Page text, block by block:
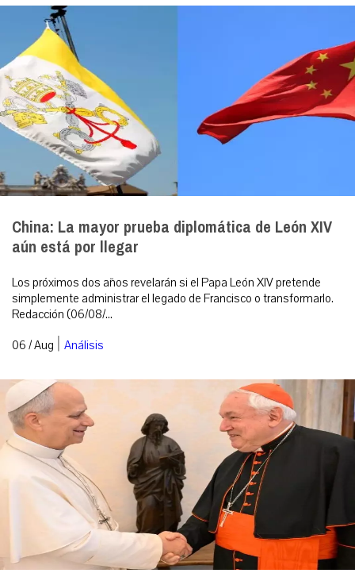
China: La mayor prueba diplomática de León XIV
aún está por llegar
Los próximos dos años revelarán si el Papa León XIV pretende
simplemente administrar el legado de Francisco o transformarlo.
Redacción (06/08/...
06 / Aug | Análisis